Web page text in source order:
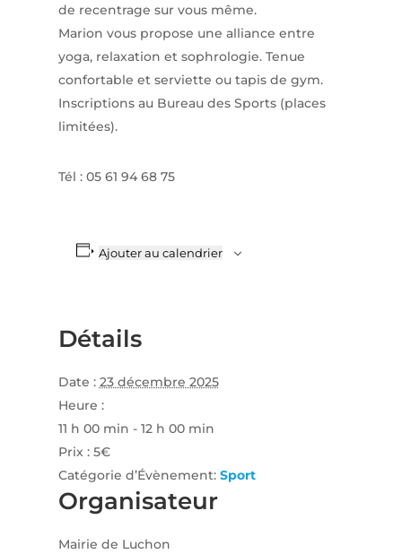
de recentrage sur vous même.
Marion vous propose une alliance entre
yoga, relaxation et sophrologie. Tenue
confortable et serviette ou tapis de gym.
Inscriptions au Bureau des Sports (places
limitées).
Tél : 05 61 94 68 75
Ajouter au calendrier
Détails
Date : 23 décembre 2025
Heure :
11 h 00 min - 12 h 00 min
Prix : 5€
Catégorie d’Évènement: Sport
Organisateur
Mairie de Luchon